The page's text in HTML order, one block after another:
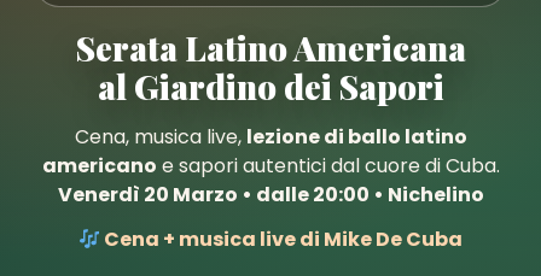
Serata Latino Americana
al Giardino dei Sapori
Cena, musica live, lezione di ballo latino
americano e sapori autentici dal cuore di Cuba.
Venerdì 20 Marzo • dalle 20:00 • Nichelino
Cena + musica live di Mike De Cuba